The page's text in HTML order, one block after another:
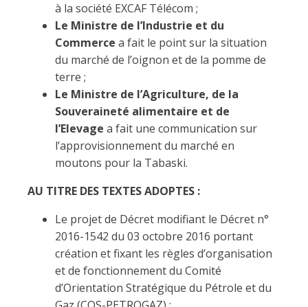
à la société EXCAF Télécom ;
Le Ministre de l’Industrie et du
Commerce a fait le point sur la situation
du marché de l’oignon et de la pomme de
terre ;
Le Ministre de l’Agriculture, de la
Souveraineté alimentaire et de
l’Elevage a fait une communication sur
l’approvisionnement du marché en
moutons pour la Tabaski.
AU TITRE DES TEXTES ADOPTES :
Le projet de Décret modifiant le Décret n°
2016-1542 du 03 octobre 2016 portant
création et fixant les règles d’organisation
et de fonctionnement du Comité
d’Orientation Stratégique du Pétrole et du